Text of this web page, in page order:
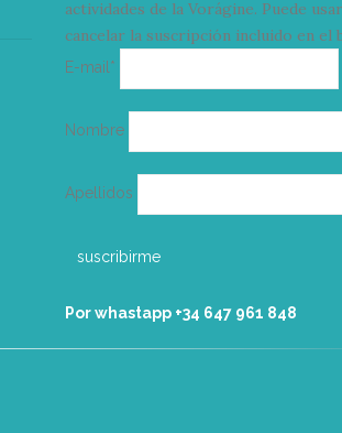
actividades de la Vorágine. Puede
cancelar la suscripción incluido en el
E-mail*
electrónico
Nombre
Apellidos
Por whastapp +34 ‭647 961 848‬